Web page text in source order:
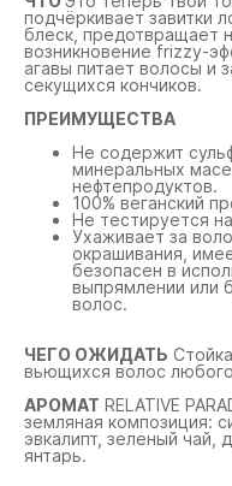
подчёркивает завитки
блеск, предотвращает
возникновение frizzy-
агавы питает волосы и
секущихся кончиков.
ПРЕИМУЩЕСТВА
Не содержит
минеральных
нефтепродуктов.
100% веганский
Не тестируется
Ухаживает за
окрашивания,
безопасен в
выпрямлении или
волос.
ЧЕГО ОЖИДАТЬ
вьющихся волос
АРОМАТ RELATIVE
земляная композиция:
эвкалипт, зеленый чай,
янтарь.